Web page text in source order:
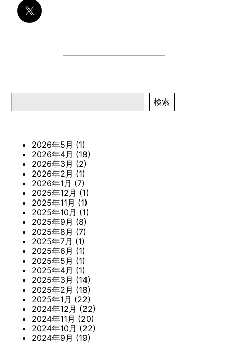
検索
検索
2026年5月 (1)
2026年4月 (18)
2026年3月 (2)
2026年2月 (1)
2026年1月 (7)
2025年12月 (1)
2025年11月 (1)
2025年10月 (1)
2025年9月 (8)
2025年8月 (7)
2025年7月 (1)
2025年6月 (1)
2025年5月 (1)
2025年4月 (1)
2025年3月 (14)
2025年2月 (18)
2025年1月 (22)
2024年12月 (22)
2024年11月 (20)
2024年10月 (22)
2024年9月 (19)